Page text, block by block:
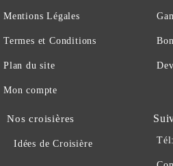
Mentions Légales
Termes et Conditions
Plan du site
Mon compte
Nos croisières
Idées de Croisière